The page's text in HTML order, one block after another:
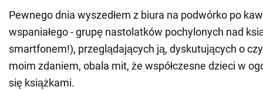
Pewnego dnia wyszedłem z biura na podwórko po
wspaniałego - grupę nastolatków pochylonych nad
smartfonem!), przeglądających ją, dyskutujących o
moim zdaniem, obala mit, że współczesne dzieci w
się książkami.